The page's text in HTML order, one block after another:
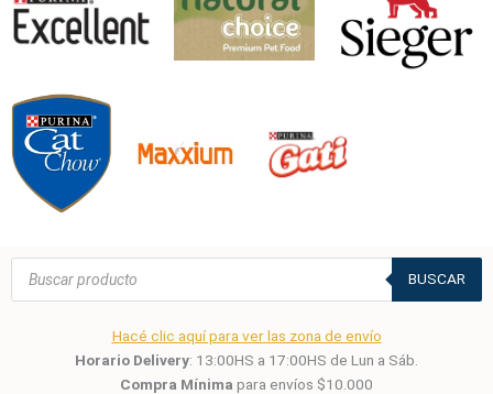
Búsqueda
productos
BUSCAR
Hacé clic aquí para ver las zona de envío
Horario Delivery: 13:00HS a 17:00HS de Lun a Sáb.
Compra Mínima para envíos $10.000